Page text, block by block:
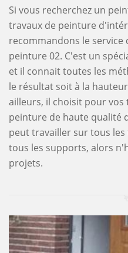
Si vous recherchez un
travaux de peinture
recommandons le service
peinture 02. C'est un
et il connait toutes les
le résultat soit à la
ailleurs, il choisit pour
peinture de haute qualité
peut travailler sur tous
tous les supports, alors
projets.